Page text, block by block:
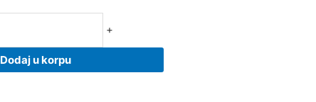
+
Dodaj u korpu